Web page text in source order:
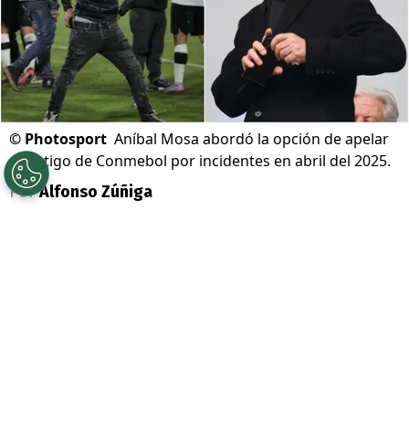
© Photosport Aníbal Mosa abordó la opción de apelar
a castigo de Conmebol por incidentes en abril del 2025.
Por Alfonso Zúñiga